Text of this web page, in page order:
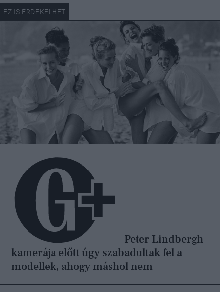
kamerája előtt úgy szabadultak fel a
modellek, ahogy máshol nem